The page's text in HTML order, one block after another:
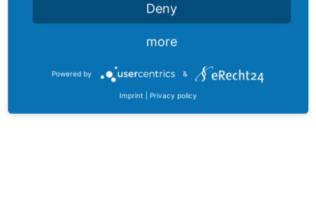
Deny
more
Powered by &
Imprint Privacy policy